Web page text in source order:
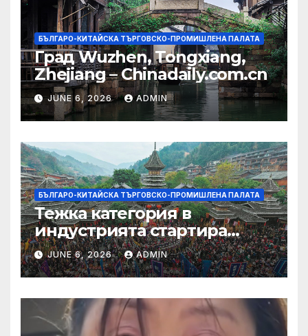
БЪЛГАРО-КИТАЙСКА ТЪРГОВСКО-ПРОМИШЛЕНА ПАЛАТА
Град Wuzhen, Tongxiang,
Zhejiang – Chinadaily.com.cn
JUNE 6, 2026 ADMIN
БЪЛГАРО-КИТАЙСКА ТЪРГОВСКО-ПРОМИШЛЕНА ПАЛАТА
Тежка категория в
индустрията стартира
алианс за космическа
слънчева енергия
JUNE 6, 2026 ADMIN